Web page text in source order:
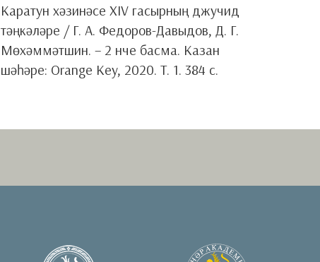
Каратун хәзинәсе XIV гасырның джучид
тәңкәләре / Г. А. Федоров-Давыдов, Д. Г.
Мөхәммәтшин. – 2 нче басма. Казан
шәһәре: Orange Key, 2020. Т. 1. 384 с.